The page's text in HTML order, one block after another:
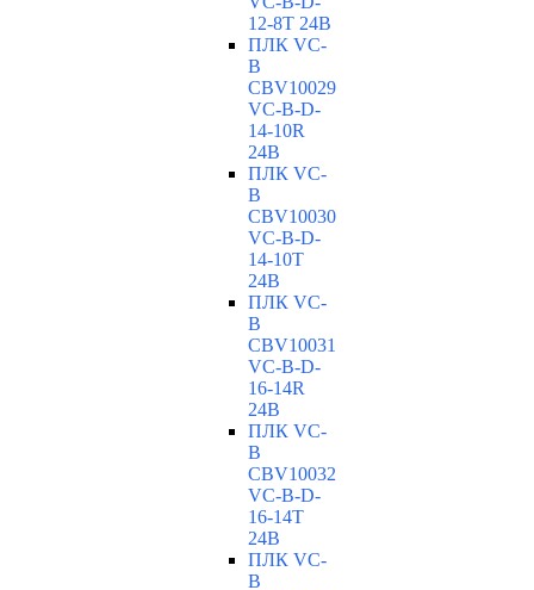
12-8T 24В
ПЛК VC-
B
CBV10029
VC-В-D-
14-10R
24В
ПЛК VC-
B
CBV10030
VC-В-D-
14-10T
24В
ПЛК VC-
B
CBV10031
VC-В-D-
16-14R
24В
ПЛК VC-
B
CBV10032
VC-В-D-
16-14T
24В
ПЛК VC-
B